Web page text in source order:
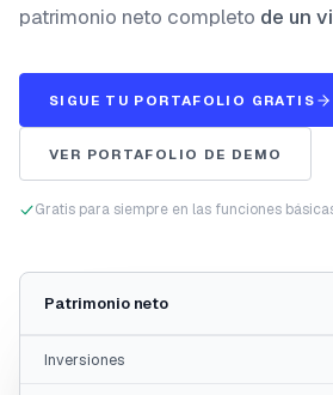
patrimonio neto completo de un
SIGUE TU PORTAFOLIO GRATIS
VER PORTAFOLIO DE DEMO
Gratis para siempre en las funciones
Patrimonio neto
Inversiones